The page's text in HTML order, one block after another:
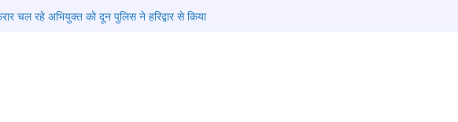
चल रहे अभियुक्त को दून पुलिस ने हरिद्वार से किया